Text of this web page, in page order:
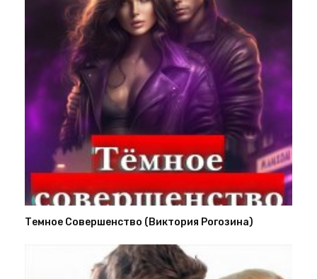
Темное Совершенство (Виктория Рогозина)